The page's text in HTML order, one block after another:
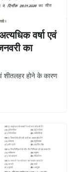
वर्षा एवं
का
शीतलहर होने के कारण